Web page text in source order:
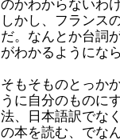
のかわからないわ
しかし、フランス
だ。なんとか台詞
がわかるようにな
そもそものとっか
うに自分のものに
法、日本語訳でな
の本を読む、でな